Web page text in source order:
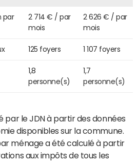
par
2 714 € / par
mois
2 626 € / par
mois
125 foyers 1 107 foyers
1,8
personne(s)
1,7
personne(s)
par le JDN à partir des données
disponibles sur la commune.
ménage a été calculé à partir
aux impôts de tous les